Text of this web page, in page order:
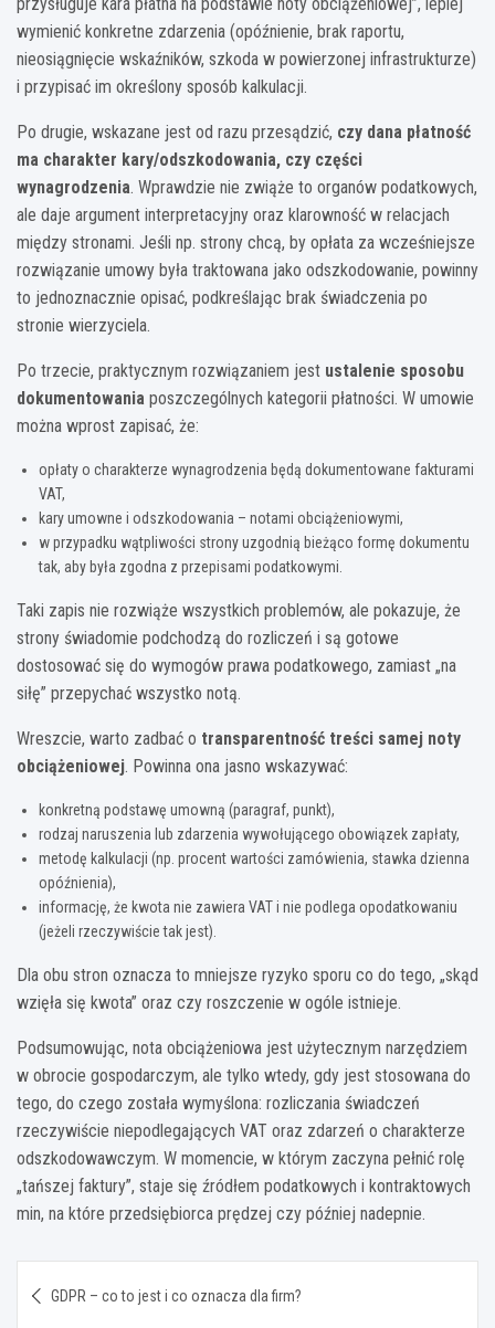
wymienić konkretne zdarzenia (opóźnienie, brak raportu,
nieosiągnięcie wskaźników, szkoda w powierzonej infrastrukturze)
i przypisać im określony sposób kalkulacji.
Po drugie, wskazane jest od razu przesądzić, czy dana płatność
ma charakter kary/odszkodowania, czy części
wynagrodzenia. Wprawdzie nie zwiąże to organów podatkowych,
ale daje argument interpretacyjny oraz klarowność w relacjach
między stronami. Jeśli np. strony chcą, by opłata za wcześniejsze
rozwiązanie umowy była traktowana jako odszkodowanie, powinny
to jednoznacznie opisać, podkreślając brak świadczenia po
stronie wierzyciela.
Po trzecie, praktycznym rozwiązaniem jest ustalenie sposobu
dokumentowania poszczególnych kategorii płatności. W umowie
można wprost zapisać, że:
opłaty o charakterze wynagrodzenia będą dokumentowane fakturami
VAT,
kary umowne i odszkodowania – notami obciążeniowymi,
w przypadku wątpliwości strony uzgodnią bieżąco formę dokumentu
tak, aby była zgodna z przepisami podatkowymi.
Taki zapis nie rozwiąże wszystkich problemów, ale pokazuje, że
strony świadomie podchodzą do rozliczeń i są gotowe
dostosować się do wymogów prawa podatkowego, zamiast „na
siłę” przepychać wszystko notą.
Wreszcie, warto zadbać o transparentność treści samej noty
obciążeniowej. Powinna ona jasno wskazywać:
konkretną podstawę umowną (paragraf, punkt),
rodzaj naruszenia lub zdarzenia wywołującego obowiązek zapłaty,
metodę kalkulacji (np. procent wartości zamówienia, stawka dzienna
opóźnienia),
informację, że kwota nie zawiera VAT i nie podlega opodatkowaniu
(jeżeli rzeczywiście tak jest).
Dla obu stron oznacza to mniejsze ryzyko sporu co do tego, „skąd
wzięła się kwota” oraz czy roszczenie w ogóle istnieje.
Podsumowując, nota obciążeniowa jest użytecznym narzędziem
w obrocie gospodarczym, ale tylko wtedy, gdy jest stosowana do
tego, do czego została wymyślona: rozliczania świadczeń
rzeczywiście niepodlegających VAT oraz zdarzeń o charakterze
odszkodowawczym. W momencie, w którym zaczyna pełnić rolę
„tańszej faktury”, staje się źródłem podatkowych i kontraktowych
min, na które przedsiębiorca prędzej czy później nadepnie.
wpisu
GDPR – co to jest i co oznacza dla firm?